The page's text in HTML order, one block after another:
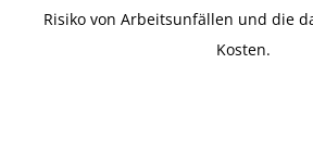
Risiko von Arbeitsunfällen und die
Kosten.